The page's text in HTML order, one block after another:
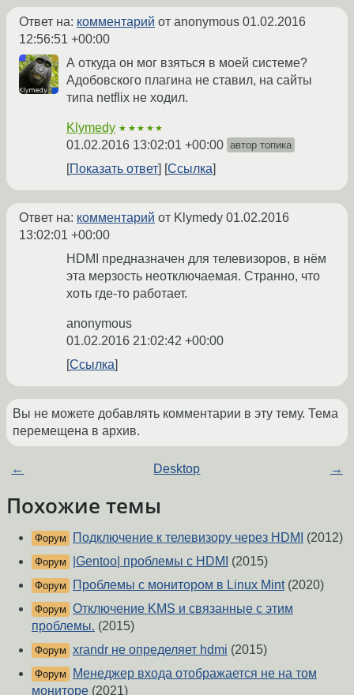
Ответ на: комментарий от anonymous 01.02.2016
12:56:51 +00:00
А откуда он мог взяться в моей системе?
Адобовского плагина не ставил, на сайты
типа netflix не ходил.
Klymedy ★★★★★
01.02.2016 13:02:01 +00:00 автор топика
Показать ответ Ссылка
Ответ на: комментарий от Klymedy 01.02.2016
13:02:01 +00:00
HDMI предназначен для телевизоров, в нём
эта мерзость неотключаемая. Странно, что
хоть где-то работает.
anonymous
01.02.2016 21:02:42 +00:00
Ссылка
Вы не можете добавлять комментарии в эту тему. Тема
перемещена в архив.
← Desktop →
Похожие темы
Форум Подключение к телевизору через HDMI (2012)
Форум |Gentoo| проблемы с HDMI (2015)
Форум Проблемы с монитором в Linux Mint(2020)
Форум Отключение KMS и связанные с этим
проблемы. (2015)
Форум xrandr не определяет hdmi (2015)
Форум
Менеджер входа отображается не на том
мониторе (2021)